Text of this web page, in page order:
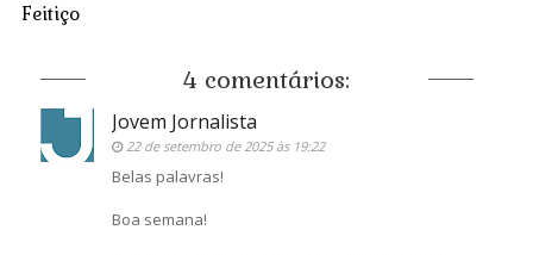
Feitiço
4 comentários:
Jovem Jornalista
22 de setembro de 2025 às 19:22
Belas palavras!
Boa semana!